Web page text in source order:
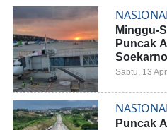
Minggu-
Puncak
Sabtu, 13
Puncak